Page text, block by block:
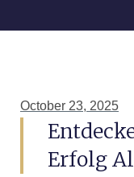
October 23, 2025
Erfolg